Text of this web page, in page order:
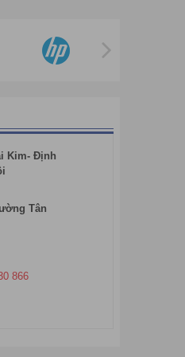
chung, tính tới
ngành nhà
tăng hiệu quả
Kim- Định
Tân
866